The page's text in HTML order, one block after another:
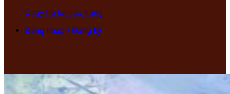
Quay trở lại cửa hàng
Đăng nhập / Đăng ký